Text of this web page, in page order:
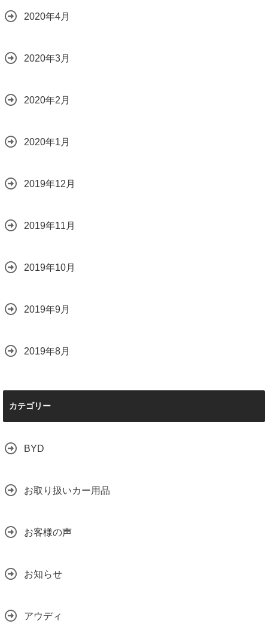
2020年4月
2020年3月
2020年2月
2020年1月
2019年12月
2019年11月
2019年10月
2019年9月
2019年8月
カテゴリー
BYD
お取り扱いカー用品
お客様の声
お知らせ
アウディ